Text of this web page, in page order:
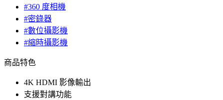
#360 度相機
#密錄器
#數位攝影機
#縮時攝影機
商品特色
4K HDMI 影像輸出
支援對講功能